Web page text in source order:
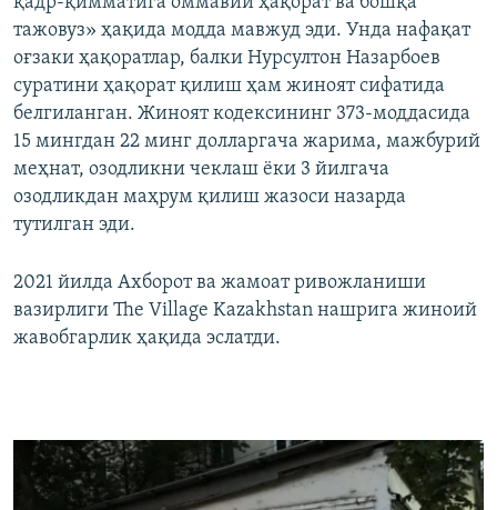
тажовуз» ҳақида модда мавжуд эди. Унда нафaқaт
оғзаки ҳақоратлар, балки Нурсултон Назарбоев
суратини ҳақорат қилиш ҳам жиноят сифатида
белгиланган. Жиноят кодексининг 373-моддасида
15 мингдан 22 минг долларгача жарима, мажбурий
меҳнат, озодликни чеклаш ёки 3 йилгача
озодликдан маҳрум қилиш жазоси назарда
тутилган эди.
2021 йилда Ахборот ва жамоат ривожланиши
вазирлиги The Village Kazakhstan нашрига жиноий
жавобгарлик ҳақида эслатди.